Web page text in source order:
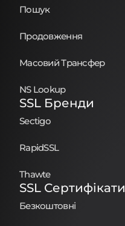
Пошук
Продовження
Масовий Трансфер
NS Lookup
SSL Бренди
Sectigo
RapidSSL
Thawte
SSL Сертифікати
Безкоштовні